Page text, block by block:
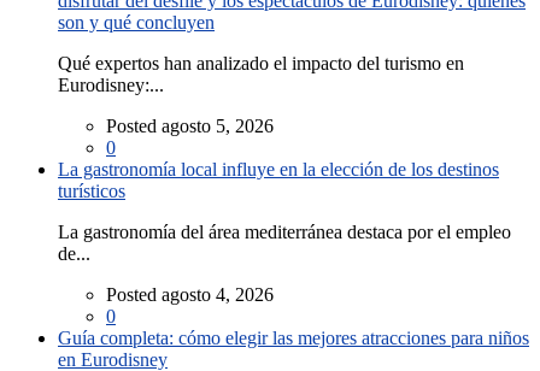
son y qué concluyen
Qué expertos han analizado el impacto del turismo en
Eurodisney:...
Posted agosto 5, 2026
0
La gastronomía local influye en la elección de los destinos
turísticos
La gastronomía del área mediterránea destaca por el empleo
de...
Posted agosto 4, 2026
0
Guía completa: cómo elegir las mejores atracciones para niños
en Eurodisney